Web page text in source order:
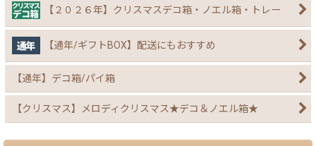
【２０２６年】クリスマスデコ箱・ノエル箱・トレー
【通年/ギフトBOX】配送にもおすすめ
【通年】デコ箱/パイ箱
【クリスマス】メロディクリスマス★デコ＆ノエル箱★